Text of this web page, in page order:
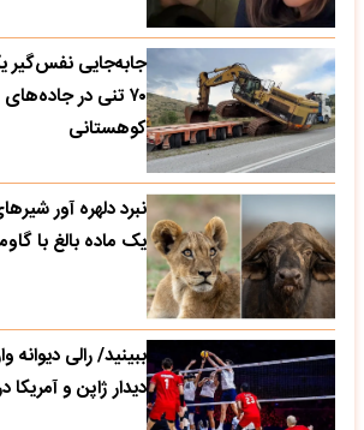
جابه‌جایی نفس‌گیر
۷۰ تنی در
کوهستانی
نبرد دلهره آور
یک ماده بالغ با
ببینید/ رالی
دیدار ژاپن و آمریکا